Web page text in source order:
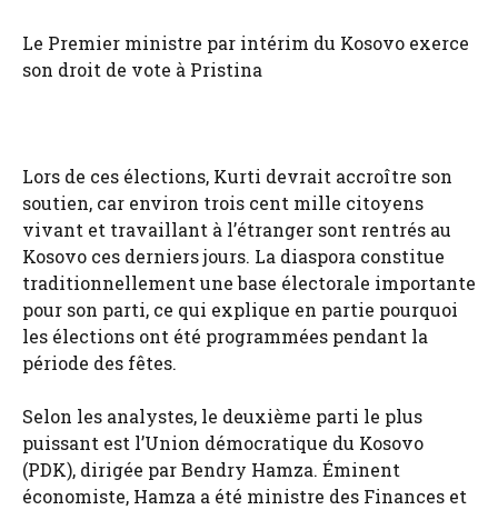
Le Premier ministre par intérim du Kosovo exerce
son droit de vote à Pristina
Lors de ces élections, Kurti devrait accroître son
soutien, car environ trois cent mille citoyens
vivant et travaillant à l’étranger sont rentrés au
Kosovo ces derniers jours. La diaspora constitue
traditionnellement une base électorale importante
pour son parti, ce qui explique en partie pourquoi
les élections ont été programmées pendant la
période des fêtes.
Selon les analystes, le deuxième parti le plus
puissant est l’Union démocratique du Kosovo
(PDK), dirigée par Bendry Hamza. Éminent
économiste, Hamza a été ministre des Finances et